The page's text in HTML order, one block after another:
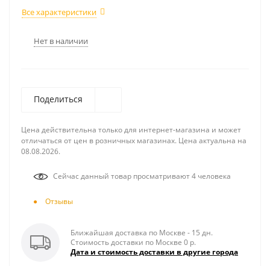
Все характеристики
Нет в наличии
Поделиться
Цена действительна только для интернет-магазина и может
отличаться от цен в розничных магазинах. Цена актуальна на
08.08.2026.
Сейчас данный товар просматривают 4 человека
Отзывы
Ближайшая доставка по Москве - 15 дн.
Стоимость доставки по Москве 0 р.
Дата и стоимость доставки в другие города